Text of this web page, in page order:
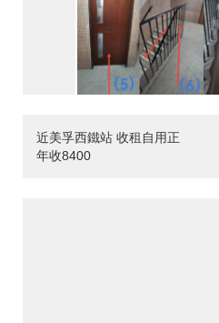
近美孚西鐵站 收租自用正
年收8400